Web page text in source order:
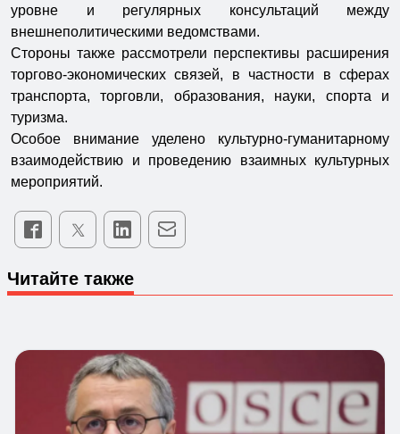
уровне и регулярных консультаций между
внешнеполитическими ведомствами.
Стороны также рассмотрели перспективы расширения
торгово-экономических связей, в частности в сферах
транспорта, торговли, образования, науки, спорта и
туризма.
Особое внимание уделено культурно-гуманитарному
взаимодействию и проведению взаимных культурных
мероприятий.
Читайте также